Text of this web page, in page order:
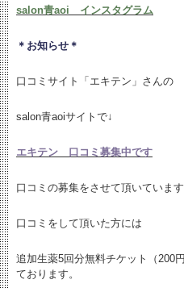
salon青aoi インスタグラム
＊お知らせ＊
口コミサイト「エキテン」さんの
salon青aoiサイトで↓
エキテン 口コミ募集中です
口コミの募集をさせて頂いています
口コミをして頂いた方には
追加生薬5回分無料チケット（200
ております。